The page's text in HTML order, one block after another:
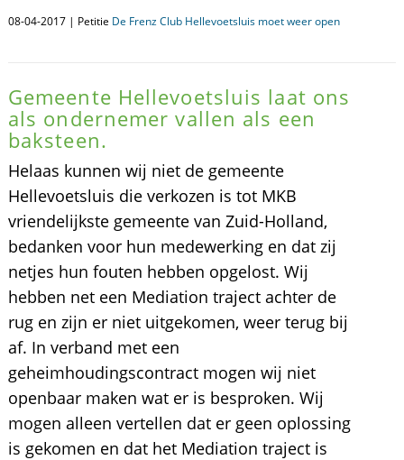
08-04-2017 | Petitie De Frenz Club Hellevoetsluis moet weer open
Gemeente Hellevoetsluis laat ons
als ondernemer vallen als een
baksteen.
Helaas kunnen wij niet de gemeente
Hellevoetsluis die verkozen is tot MKB
vriendelijkste gemeente van Zuid-Holland,
bedanken voor hun medewerking en dat zij
netjes hun fouten hebben opgelost. Wij
hebben net een Mediation traject achter de
rug en zijn er niet uitgekomen, weer terug bij
af. In verband met een
geheimhoudingscontract mogen wij niet
openbaar maken wat er is besproken. Wij
mogen alleen vertellen dat er geen oplossing
is gekomen en dat het Mediation traject is